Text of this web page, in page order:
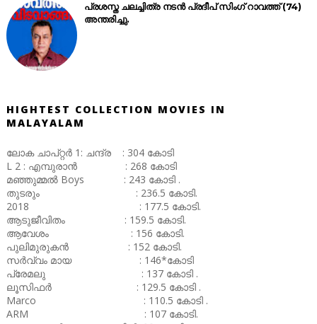
പ്രശസ്ത ചലച്ചിത്ര നടൻ പ്രദീപ് സിംഗ് റാവത്ത് (74)
അന്തരിച്ചു.
HIGHTEST COLLECTION MOVIES IN
MALAYALAM
ലോക ചാപ്റ്റർ 1: ചന്ദ്ര : 304 കോടി
L 2 : എമ്പുരാൻ : 268 കോടി
മഞ്ഞുമ്മൽ Boys : 243 കോടി .
തുടരും : 236.5 കോടി.
2018 : 177.5 കോടി.
ആടുജീവിതം : 159.5 കോടി.
ആവേശം : 156 കോടി.
പുലിമുരുകൻ : 152 കോടി.
സർവ്വം മായ : 146*കോടി
പ്രേമലു : 137 കോടി .
ലൂസിഫർ : 129.5 കോടി .
Marco : 110.5 കോടി .
ARM : 107 കോടി.